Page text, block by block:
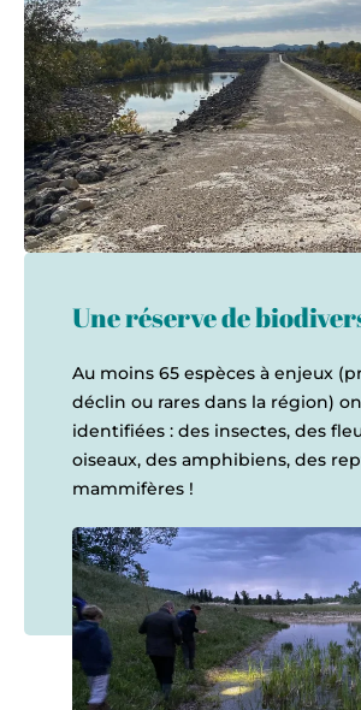
Une réserve de
Au moins 65 espèces à enjeux
déclin ou rares dans la région)
identifiées : des insectes, des
oiseaux, des amphibiens, des
mammifères !